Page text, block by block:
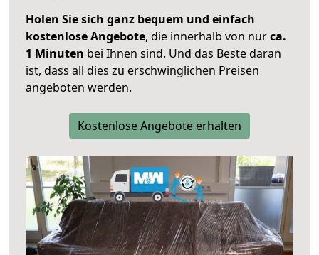
Holen Sie sich ganz bequem und einfach
kostenlose Angebote, die innerhalb von nurca.
1 Minuten bei Ihnen sind. Und das Beste daran
ist, dass all dies zu erschwinglichen Preisen
angeboten werden.
Kostenlose Angebote erhalten